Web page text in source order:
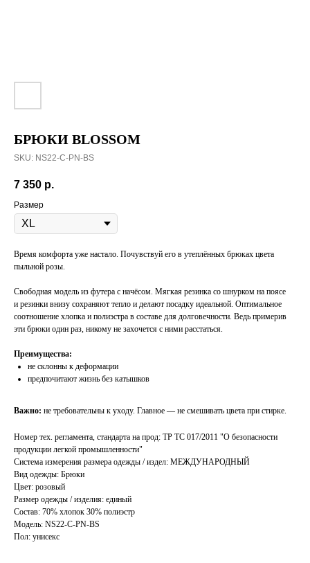
БРЮКИ BLOSSOM
SKU: NS22-C-PN-BS
7 350 р.
Размер
Время комфорта уже настало. Почувствуй его в утеплённых брюках цвета
пыльной розы.
Свободная модель из футера с начёсом. Мягкая резинка со шнурком на поясе
и резинки внизу сохраняют тепло и делают посадку идеальной. Оптимальное
соотношение хлопка и полиэстра в составе для долговечности. Ведь примерив
эти брюки один раз, никому не захочется с ними расстаться.
Преимущества:
не склонны к деформации
предпочитают жизнь без катышков
Важно: не требовательны к уходу. Главное — не смешивать цвета при стирке.
Номер тех. регламента, стандарта на прод: ТР ТС 017/2011 "О безопасности
продукции легкой промышленности"
Система измерения размера одежды / издел: МЕЖДУНАРОДНЫЙ
Вид одежды: Брюки
Цвет: розовый
Размер одежды / изделия: единый
Состав: 70% хлопок 30% полиэстр
Модель: NS22-C-PN-BS
Пол: унисекс